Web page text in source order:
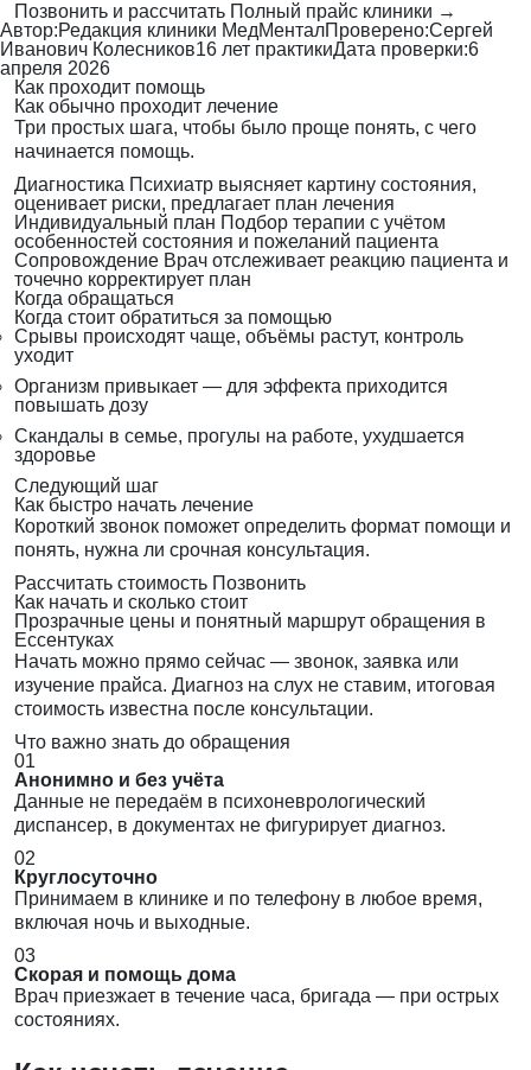
Позвонить и рассчитать Полный прайс клиники →
Автор:Редакция клиники МедМенталПроверено:Сергей
Иванович Колесников16 лет практикиДата проверки:6
апреля 2026
Как проходит помощь
Как обычно проходит лечение
Три простых шага, чтобы было проще понять, с чего
начинается помощь.
Диагностика Психиатр выясняет картину состояния,
оценивает риски, предлагает план лечения
Индивидуальный план Подбор терапии с учётом
особенностей состояния и пожеланий пациента
Сопровождение Врач отслеживает реакцию пациента и
точечно корректирует план
Когда обращаться
Когда стоит обратиться за помощью
Срывы происходят чаще, объёмы растут, контроль
уходит
Организм привыкает — для эффекта приходится
повышать дозу
Скандалы в семье, прогулы на работе, ухудшается
здоровье
Следующий шаг
Как быстро начать лечение
Короткий звонок поможет определить формат помощи и
понять, нужна ли срочная консультация.
Рассчитать стоимость Позвонить
Как начать и сколько стоит
Прозрачные цены и понятный маршрут обращения в
Ессентуках
Начать можно прямо сейчас — звонок, заявка или
изучение прайса. Диагноз на слух не ставим, итоговая
стоимость известна после консультации.
Что важно знать до обращения
01
Анонимно и без учёта
Данные не передаём в психоневрологический
диспансер, в документах не фигурирует диагноз.
02
Круглосуточно
Принимаем в клинике и по телефону в любое время,
включая ночь и выходные.
03
Скорая и помощь дома
Врач приезжает в течение часа, бригада — при острых
состояниях.